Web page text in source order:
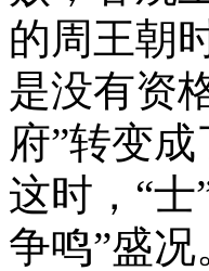
的周王朝
是没有资
府”转变
这时，“
争鸣”盛况